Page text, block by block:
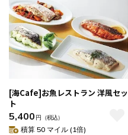
[海Cafe]お魚レストラン 洋風セッ
ト
5,400 円 （税込）
積算 50 マイル (1倍)